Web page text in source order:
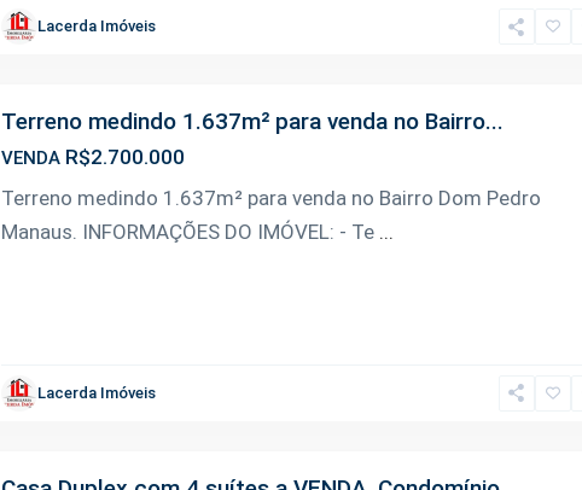
Lacerda Imóveis
Terreno medindo 1.637m² para venda no Bairro...
VENDA R$2.700.000
Terreno medindo 1.637m² para venda no Bairro Dom Pedro
Manaus. INFORMAÇÕES DO IMÓVEL: - Te ...
Lacerda Imóveis